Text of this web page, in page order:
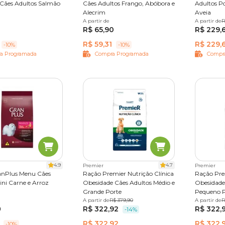
contra o envelhecimento
e no equilíbrio do organismo
seja por redução do apetite ou alterações na mastigação.
textura mais macia e maior palatabilidade
, facilitando o
existem dietas terapêuticas indicadas para suporte renal,
a recomendação de um médico-veterinário é fundamental
cada uma desenvolvida para atender necessidades
mais adequado para o seu pet. Confira abaixo os benefícios
Adultos Salmão
-10%
Programada
Cães Adultos Frango, Abóbora e
Alecrim
3 kg 12 kg
A partir de
R$ 65,90
R$ 59,31
-10%
Compra Programada
Adultos
Aveia
2,5 kg
A partir de
R$
R$
4.9
Menu Cães
Carne e Arroz
kg
Premier 4.7
Ração Premier Nutrição Clínica
Obesidade Cães Adultos Médio e
Grande Porte
10,1 kg
A partir deR$ 379,90
R$ 322,92 -14%
Premier
Ração
Pequeno
2 kg
A partir de
R$